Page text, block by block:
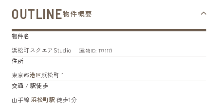
OUTLINE物件概要
物件名
浜松町スクエアStudio
（建物ID: 177117）
住所
東京都港区浜松町１
交通 / 駅徒歩
山手線 浜松町駅 徒歩1分